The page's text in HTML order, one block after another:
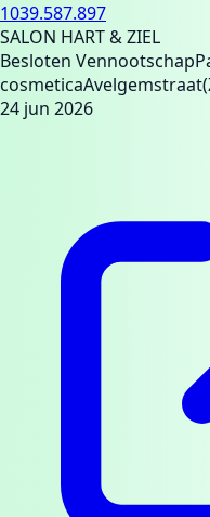
1039.587.897
SALON HART & ZIEL
Besloten Vennootschap
cosmetica
24 jun 2026